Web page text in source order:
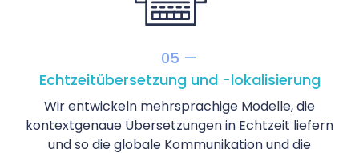
05 —
Echtzeitübersetzung und -lokalisierung
Wir entwickeln mehrsprachige Modelle, die
kontextgenaue Übersetzungen in Echtzeit liefern
und so die globale Kommunikation und die